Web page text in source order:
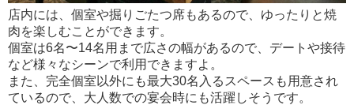
店内には、個室や掘りごたつ席もあるので、ゆったりと焼
肉を楽しむことができます。
個室は6名〜14名用まで広さの幅があるので、デートや接待
など様々なシーンで利用できますよ。
また、完全個室以外にも最大30名入るスペースも用意され
ているので、大人数での宴会時にも活躍しそうです。